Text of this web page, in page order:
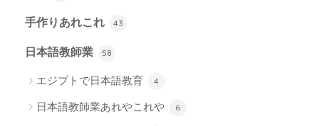
手作りあれこれ 43
日本語教師業 58
エジプトで日本語教育 4
日本語教師業あれやこれや 6